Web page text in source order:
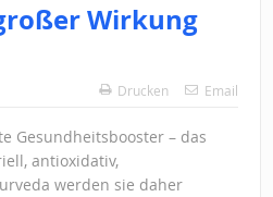
Wirkung
Drucken Email
Gesundheitsbooster – das
antioxidativ,
werden sie daher